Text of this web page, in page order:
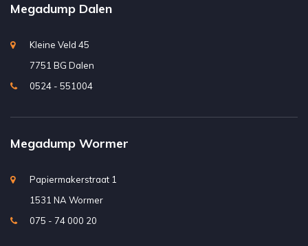
Megadump Dalen
Kleine Veld 45
7751 BG Dalen
0524 - 551004
Megadump Wormer
Papiermakerstraat 1
1531 NA Wormer
075 - 74 000 20